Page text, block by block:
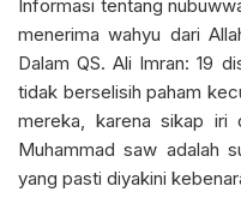
Informasi tentang
menerima wahyu dari
Dalam QS. Ali Imran: 19
tidak berselisih paham
mereka, karena sikap iri
Muhammad saw adalah
yang pasti diyakini